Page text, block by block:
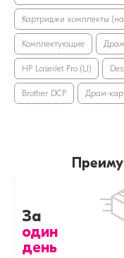
Картриджи комплекты
Комплектующие
HP LaserJet Pro (LJ)
Brother DCP Драм-
За
один
день